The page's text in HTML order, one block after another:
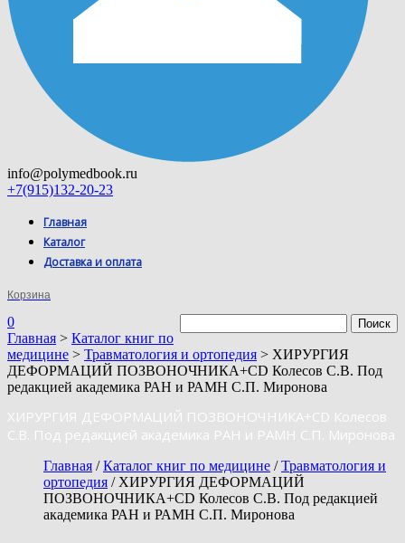
info@polymedbook.ru
+7(915)132-20-23
Главная
Каталог
Доставка и оплата
Корзина
0
Главная > Каталог книг по
медицине > Травматология и ортопедия > ХИРУРГИЯ
ДЕФОРМАЦИЙ ПОЗВОНОЧНИКА+CD Колесов С.В. Под
редакцией академика РАН и РАМН С.П. Миронова
ХИРУРГИЯ ДЕФОРМАЦИЙ ПОЗВОНОЧНИКА+CD Колесов
С.В. Под редакцией академика РАН и РАМН С.П. Миронова
Главная /Каталог книг по медицине /Травматология и
ортопедия / ХИРУРГИЯ ДЕФОРМАЦИЙ
ПОЗВОНОЧНИКА+CD Колесов С.В. Под редакцией
академика РАН и РАМН С.П. Миронова